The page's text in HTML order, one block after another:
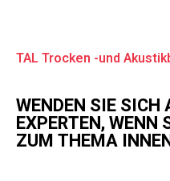
TAL Trocken -und
WENDEN SIE SICH
EXPERTEN, WENN
ZUM THEMA